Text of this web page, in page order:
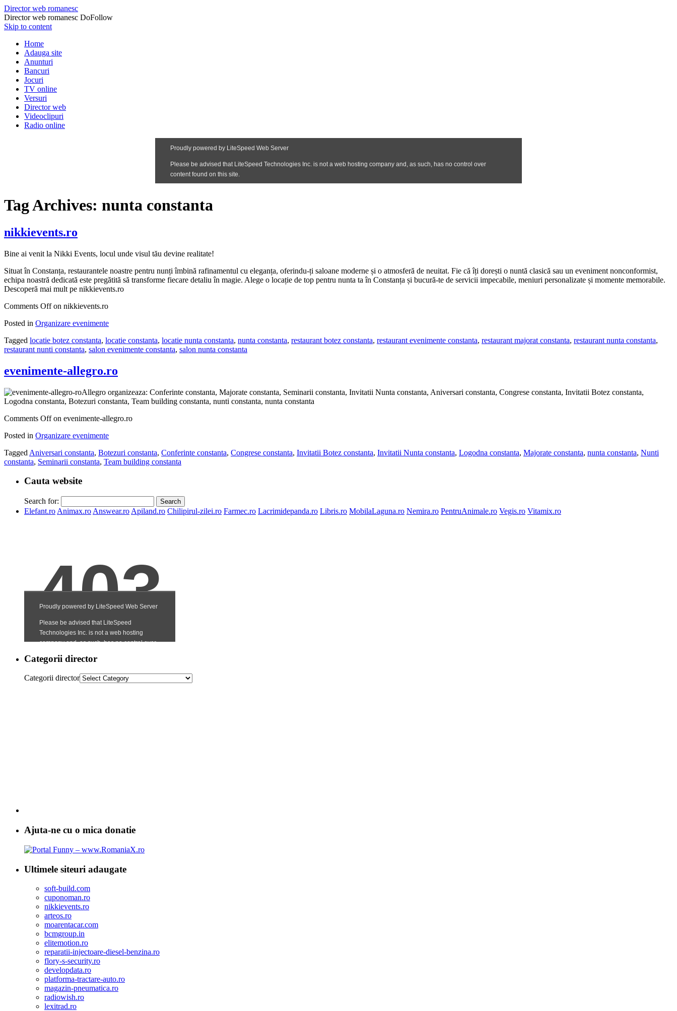
Director web romanesc
Director web romanesc DoFollow
Skip to content
Home
Adauga site
Anunturi
Bancuri
Jocuri
TV online
Versuri
Director web
Videoclipuri
Radio online
Tag Archives: nunta constanta
nikkievents.ro
Bine ai venit la Nikki Events, locul unde visul tău devine realitate!
Situat în Constanța, restaurantele noastre pentru nunți îmbină rafinamentul cu eleganța, oferindu-ți saloane moderne și o atmosferă de neuitat. Fie că îți dorești o nuntă clasică sau un eveniment nonconformist,
echipa noastră dedicată este pregătită să transforme fiecare detaliu în magie. Alege o locație de top pentru nunta ta în Constanța și bucură-te de servicii impecabile, meniuri personalizate și momente memorabile.
Descoperă mai mult pe nikkievents.ro
Comments Offon nikkievents.ro
Posted in Organizare evenimente
Tagged locatie botez constanta, locatie constanta, locatie nunta constanta, nunta constanta, restaurant botez constanta, restaurant evenimente constanta, restaurant majorat constanta, restaurant nunta constanta,
restaurant nunti constanta, salon evenimente constanta, salon nunta constanta
evenimente-allegro.ro
Allegro organizeaza: Conferinte constanta, Majorate constanta, Seminarii constanta, Invitatii Nunta constanta, Aniversari constanta, Congrese constanta, Invitatii Botez constanta,
Logodna constanta, Botezuri constanta, Team building constanta, nunti constanta, nunta constanta
Comments Offon evenimente-allegro.ro
Posted in Organizare evenimente
Tagged Aniversari constanta, Botezuri constanta, Conferinte constanta, Congrese constanta, Invitatii Botez constanta, Invitatii Nunta constanta, Logodna constanta, Majorate constanta, nunta constanta, Nunti
constanta, Seminarii constanta, Team building constanta
Cauta website
Search for:
Elefant.ro Animax.ro Answear.ro Apiland.ro Chilipirul-zilei.ro Farmec.ro Lacrimidepanda.ro Libris.ro MobilaLaguna.ro Nemira.ro PentruAnimale.ro Vegis.ro Vitamix.ro
Categorii director
Categorii director
Ajuta-ne cu o mica donatie
Ultimele siteuri adaugate
soft-build.com
cuponoman.ro
nikkievents.ro
arteos.ro
moarentacar.com
bcmgroup.in
elitemotion.ro
reparatii-injectoare-diesel-benzina.ro
flory-s-security.ro
developdata.ro
platforma-tractare-auto.ro
magazin-pneumatica.ro
radiowish.ro
lexitrad.ro